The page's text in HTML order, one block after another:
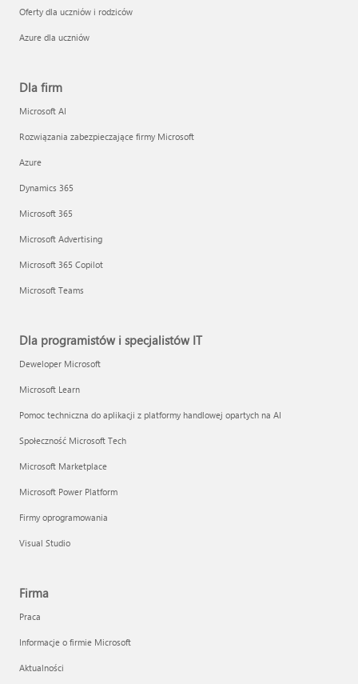
Oferty dla uczniów i rodziców
Azure dla uczniów
Dla firm
Microsoft AI
Rozwiązania zabezpieczające firmy Microsoft
Azure
Dynamics 365
Microsoft 365
Microsoft Advertising
Microsoft 365 Copilot
Microsoft Teams
Dla programistów i specjalistów IT
Deweloper Microsoft
Microsoft Learn
Pomoc techniczna do aplikacji z platformy handlowej opartych na AI
Społeczność Microsoft Tech
Microsoft Marketplace
Microsoft Power Platform
Firmy oprogramowania
Visual Studio
Firma
Praca
Informacje o firmie Microsoft
Aktualności